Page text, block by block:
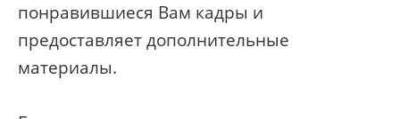
понравившиеся Вам кадры и
предоставляет дополнительные
материалы.